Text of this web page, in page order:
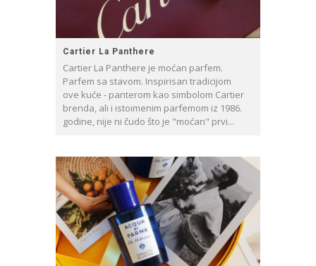
Cartier La Panthere
Cartier La Panthere je moćan parfem.
Parfem sa stavom. Inspirisan tradicijom
ove kuće - panterom kao simbolom Cartier
brenda, ali i istoimenim parfemom iz 1986.
godine, nije ni čudo što je "moćan" prvi...